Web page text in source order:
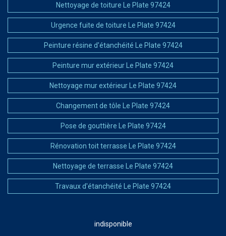
Nettoyage de toiture Le Plate 97424
Urgence fuite de toiture Le Plate 97424
Peinture résine d'étanchéité Le Plate 97424
Peinture mur extérieur Le Plate 97424
Nettoyage mur extérieur Le Plate 97424
Changement de tôle Le Plate 97424
Pose de gouttière Le Plate 97424
Rénovation toit terrasse Le Plate 97424
Nettoyage de terrasse Le Plate 97424
Travaux d'étanchéité Le Plate 97424
indisponible